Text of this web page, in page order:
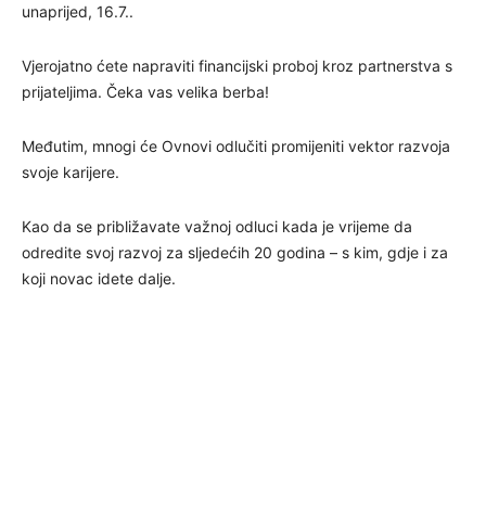
unaprijed, 16.7..
Vjerojatno ćete napraviti financijski proboj kroz partnerstva s
prijateljima. Čeka vas velika berba!
Međutim, mnogi će Ovnovi odlučiti promijeniti vektor razvoja
svoje karijere.
Kao da se približavate važnoj odluci kada je vrijeme da
odredite svoj razvoj za sljedećih 20 godina – s kim, gdje i za
koji novac idete dalje.